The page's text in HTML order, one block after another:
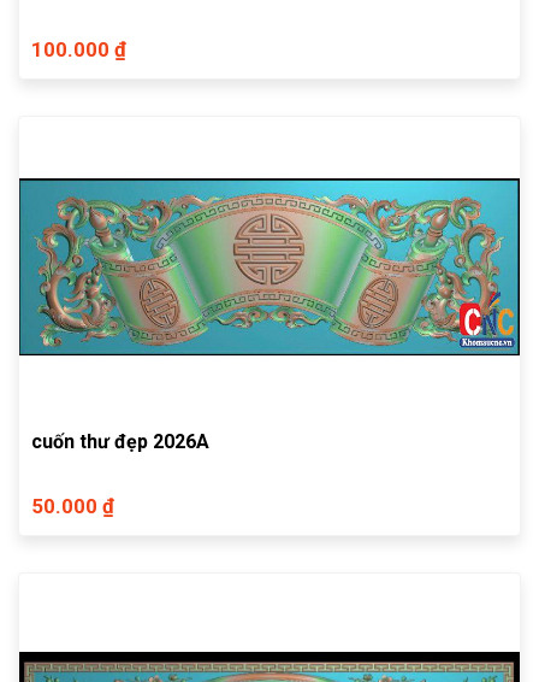
100.000 ₫
cuốn thư đẹp 2026A
50.000 ₫